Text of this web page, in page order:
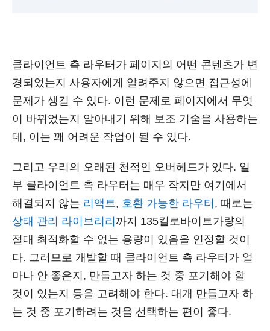
클라이언트 측 라우터가 페이지의 어떤 콘텐츠가 변
경되었는지 사용자에게 알려주지 않으면 접근성에
문제가 생길 수 있다. 이런 문제로 페이지에서 무엇
이 바뀌었는지 알아내기 위해 보조 기술을 사용하는
데, 이는 꽤 어려운 작업이 될 수 있다.
그리고 우리의 오래된 천적인 오버헤드가 있다. 일
부 클라이언트 측 라우터는 매우 작지만 여기에서
해결되지 않는 리액트, 호환 가능한 라우터 , 때로는
상태 관리 라이브러리 까지 135킬로바이트가량의
절대 최적화할 수 없는 용량이 있음을 인정할 것이
다. 그러므로 개발할 때 클라이언트 측 라우터가 얼
마나 안 좋은지, 만들고자 하는 것 중 포기해야 할
것이 있는지 등을 고려해야 한다. 대개 만들고자 하
는 것 중 포기하려는 것을 선택하는 편이 좋다.